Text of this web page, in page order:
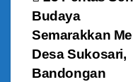
a
v
Budaya
Semarakkan
Desa Sukosari,
Bandongan